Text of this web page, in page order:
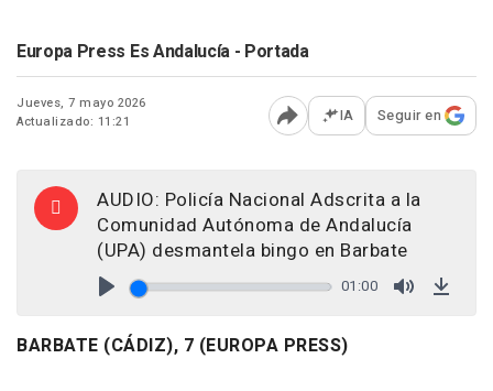
Europa Press Es Andalucía - Portada
Jueves, 7 mayo 2026
Actualizado: 11:21
Abrir opciones para
IA Seguir en
AUDIO: Policía Nacional Adscrita a la
Comunidad Autónoma de Andalucía
(UPA) desmantela bingo en Barbate
01:00
BARBATE (CÁDIZ), 7 (EUROPA PRESS)